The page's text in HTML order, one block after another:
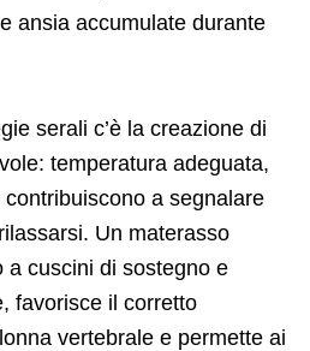
ansia accumulate durante
serali c’è la creazione di
temperatura adeguata,
a segnalare
Un materasso
a cuscini di sostegno e
favorisce il corretto
vertebrale e permette ai